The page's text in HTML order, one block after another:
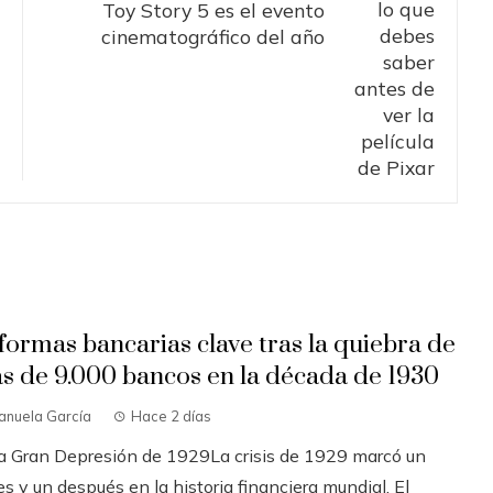
Toy Story 5 es el evento
cinematográfico del año
bancarias clave tras la quiebra de
de 9.000 bancos en la década de 1930
García Hace 2 días
Gran Depresión de 1929La crisis de 1929 marcó un
y un después en la historia financiera mundial. El